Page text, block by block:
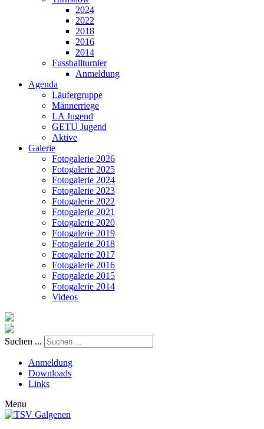
2024
2022
2018
2016
2014
Fussballturnier
Anmeldung
Agenda
Läufergruppe
Männerriege
LA Jugend
GETU Jugend
Aktive
Galerie
Fotogalerie 2026
Fotogalerie 2025
Fotogalerie 2024
Fotogalerie 2023
Fotogalerie 2022
Fotogalerie 2021
Fotogalerie 2020
Fotogalerie 2019
Fotogalerie 2018
Fotogalerie 2017
Fotogalerie 2016
Fotogalerie 2015
Fotogalerie 2014
Videos
Suchen ...
Anmeldung
Downloads
Links
Menu